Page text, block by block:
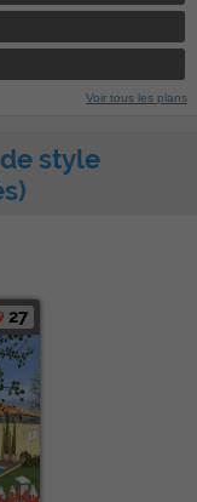
Voir tous les plans
style
27